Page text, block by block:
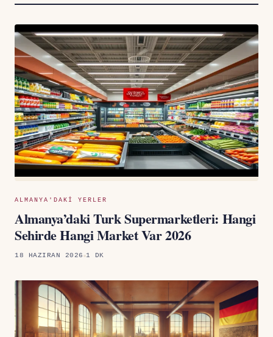
ALMANYA'DAKI YERLER
Almanya’daki Turk Supermarketleri: Hangi
Sehirde Hangi Market Var 2026
18 HAZIRAN 2026 1 DK